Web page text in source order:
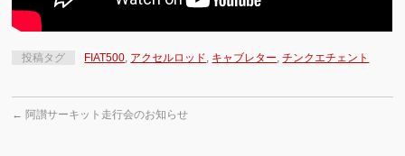
投稿タグ FIAT500 アクセルロッド キャブレター ,チンクエチェント
← 阿讃サーキット走行会のお知らせ